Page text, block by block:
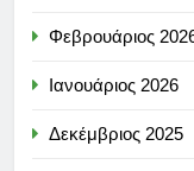
Φεβρουάριος
Ιανουάριος 2026
Δεκέμβριος 2025